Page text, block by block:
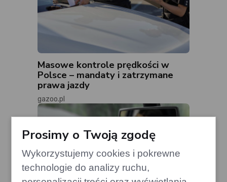
Masowe kontrole prędkości w
Polsce – mandaty i zatrzymane
prawa jazdy
gazoo.pl
Prosimy o Twoją zgodę
Wykorzystujemy cookies i pokrewne
technologie do analizy ruchu,